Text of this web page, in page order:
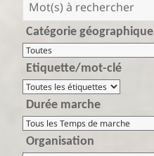
Catégorie géographique
Etiquette/mot-clé
Durée marche
Organisation